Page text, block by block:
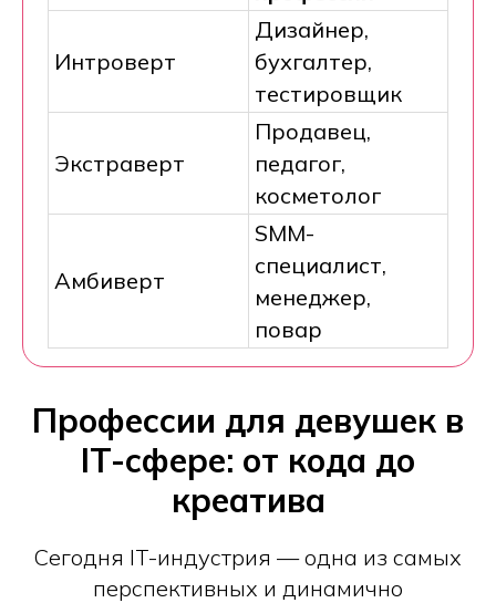
Интроверт
Дизайнер,
бухгалтер,
тестировщик
Экстраверт
Продавец,
педагог,
косметолог
Амбиверт
SMM-
специалист,
менеджер,
повар
Профессии для девушек в
IT-сфере: от кода до
креатива
Сегодня IT-индустрия — одна из самых
перспективных и динамично